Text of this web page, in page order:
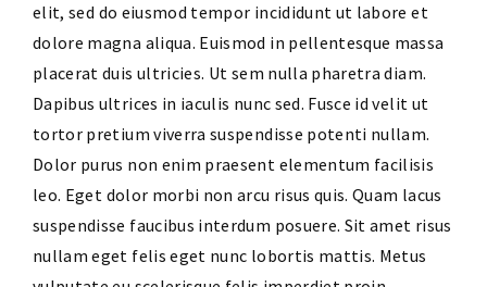
elit, sed do eiusmod tempor incididunt ut labore et
dolore magna aliqua. Euismod in pellentesque massa
placerat duis ultricies. Ut sem nulla pharetra diam.
Dapibus ultrices in iaculis nunc sed. Fusce id velit ut
tortor pretium viverra suspendisse potenti nullam.
Dolor purus non enim praesent elementum facilisis
leo. Eget dolor morbi non arcu risus quis. Quam lacus
suspendisse faucibus interdum posuere. Sit amet risus
nullam eget felis eget nunc lobortis mattis. Metus